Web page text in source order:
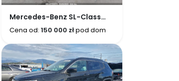
Mercedes-Benz SL-Class
Cena od: 150 000 złpod dom